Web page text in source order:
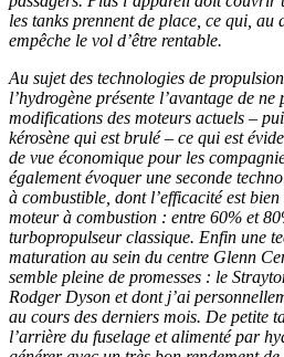
les tanks prennent de place, ce qui, au
empêche le vol d’être rentable.
Au sujet des technologies de
l’hydrogène présente l’avantage de
modifications des moteurs actuels –
kérosène qui est brulé – ce qui est
de vue économique pour les
également évoquer une seconde
à combustible, dont l’efficacité est
moteur à combustion : entre 60% et
turbopropulseur classique. Enfin une
maturation au sein du centre Glenn
semble pleine de promesses : le
Rodger Dyson et dont j’ai
au cours des derniers mois. De petite
l’arrière du fuselage et alimenté par